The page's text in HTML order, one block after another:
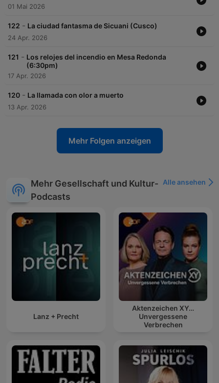
01 Mai 2026
122 - La ciudad fantasma de Sicuani (Cusco)
24 Apr. 2026
121 - Los relojes del incendio en Mesa Redonda
(6:30pm)
17 Apr. 2026
120 - La llamada con olor a muerto
13 Apr. 2026
Mehr Folgen anzeigen
Mehr Gesellschaft und Kultur-
Podcasts
Alle ansehen
Lanz + Precht
Aktenzeichen XY…
Unvergessene
Verbrechen